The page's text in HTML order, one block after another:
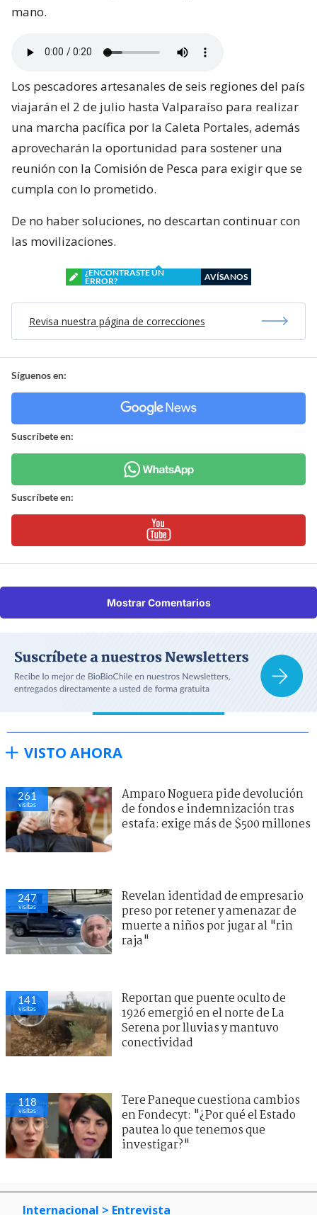
mano.
Los pescadores artesanales de seis regiones del país
viajarán el 2 de julio hasta Valparaíso para realizar
una marcha pacífica por la Caleta Portales, además
aprovecharán la oportunidad para sostener una
reunión con la Comisión de Pesca para exigir que se
cumpla con lo prometido.
De no haber soluciones, no descartan continuar con
las movilizaciones.
¿ENCONTRASTE UN
ERROR?
AVÍSANOS
Revisa nuestra página de correcciones
Síguenos en:
Suscríbete en:
Suscríbete en:
Mostrar Comentarios
VISTO AHORA
261
visitas
Amparo Noguera pide devolución
de fondos e indemnización tras
estafa: exige más de $500 millones
247
visitas
Revelan identidad de empresario
preso por retener y amenazar de
muerte a niños por jugar al "rin
raja"
141
visitas
Reportan que puente oculto de
1926 emergió en el norte de La
Serena por lluvias y mantuvo
conectividad
118
visitas
Tere Paneque cuestiona cambios
en Fondecyt: "¿Por qué el Estado
pautea lo que tenemos que
investigar?"
Internacional > Entrevista